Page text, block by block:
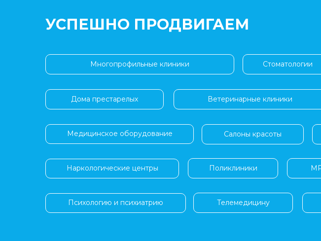
УСПЕШНО ПРОДВИГАЕМ
Многопрофильные клиники Стоматологии
Дома престарелых Ветеринарные клиники
Медицинское оборудование Салоны красоты
Психологию и психиатрию Телемедицину
Наркологические центры Поликлиники